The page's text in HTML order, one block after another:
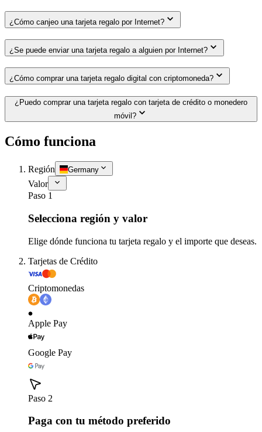
¿Cómo canjeo una tarjeta regalo por Internet?
¿Se puede enviar una tarjeta regalo a alguien por Internet?
¿Cómo comprar una tarjeta regalo digital con criptomoneda?
¿Puedo comprar una tarjeta regalo con tarjeta de crédito o monedero
móvil?
Cómo funciona
Región Germany
Valor
Paso 1
Selecciona región y valor
Elige dónde funciona tu tarjeta regalo y el importe que deseas.
Tarjetas de Crédito
Criptomonedas
Apple Pay
Google Pay
Paso 2
Paga con tu método preferido